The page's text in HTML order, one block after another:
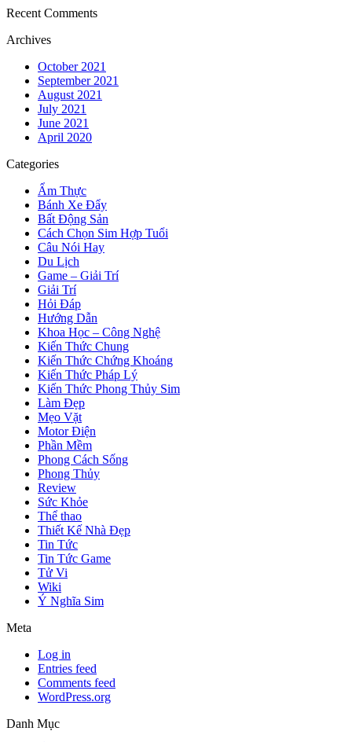
Recent Comments
Archives
October 2021
September 2021
August 2021
July 2021
June 2021
April 2020
Categories
Ẩm Thực
Bánh Xe Đẩy
Bất Động Sản
Cách Chọn Sim Hợp Tuổi
Câu Nói Hay
Du Lịch
Game – Giải Trí
Giải Trí
Hỏi Đáp
Hướng Dẫn
Khoa Học – Công Nghệ
Kiến Thức Chung
Kiến Thức Chứng Khoáng
Kiến Thức Pháp Lý
Kiến Thức Phong Thủy Sim
Làm Đẹp
Mẹo Vặt
Motor Điện
Phần Mềm
Phong Cách Sống
Phong Thủy
Review
Sức Khỏe
Thể thao
Thiết Kế Nhà Đẹp
Tin Tức
Tin Tức Game
Tử Vi
Wiki
Ý Nghĩa Sim
Meta
Log in
Entries feed
Comments feed
WordPress.org
Danh Mục